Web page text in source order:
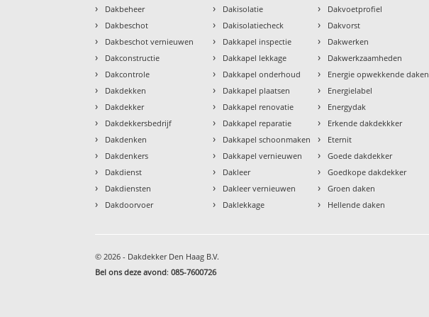
› Dakbeheer
› Dakbeschot
› Dakbeschot vernieuwen
› Dakconstructie
› Dakcontrole
› Dakdekken
› Dakdekker
› Dakdekkersbedrijf
› Dakdenken
› Dakdenkers
› Dakdienst
› Dakdiensten
› Dakdoorvoer
› Dakisolatie
› Dakisolatiecheck
› Dakkapel inspectie
› Dakkapel lekkage
› Dakkapel onderhoud
› Dakkapel plaatsen
› Dakkapel renovatie
› Dakkapel reparatie
› Dakkapel schoonmaken
› Dakkapel vernieuwen
› Dakleer
› Dakleer vernieuwen
› Daklekkage
› Dakvoetprofiel
› Dakvorst
› Dakwerken
› Dakwerkzaamheden
› Energie opwekkende daken
› Energielabel
› Energydak
› Erkende dakdekkker
› Eternit
› Goede dakdekker
› Goedkope dakdekker
› Groen daken
› Hellende daken
© 2026 - Dakdekker Den Haag B.V.
Bel ons deze avond:085-7600726